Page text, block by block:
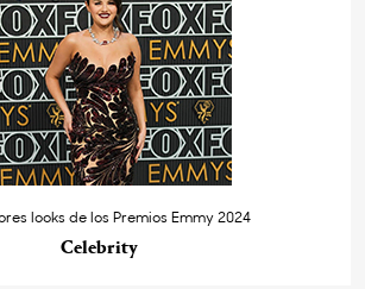
looks de los Premios Emmy 2024
Celebrity